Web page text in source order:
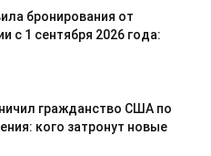
бронирования от
с 1 сентября 2026 года:
гражданство США по
кого затронут новые